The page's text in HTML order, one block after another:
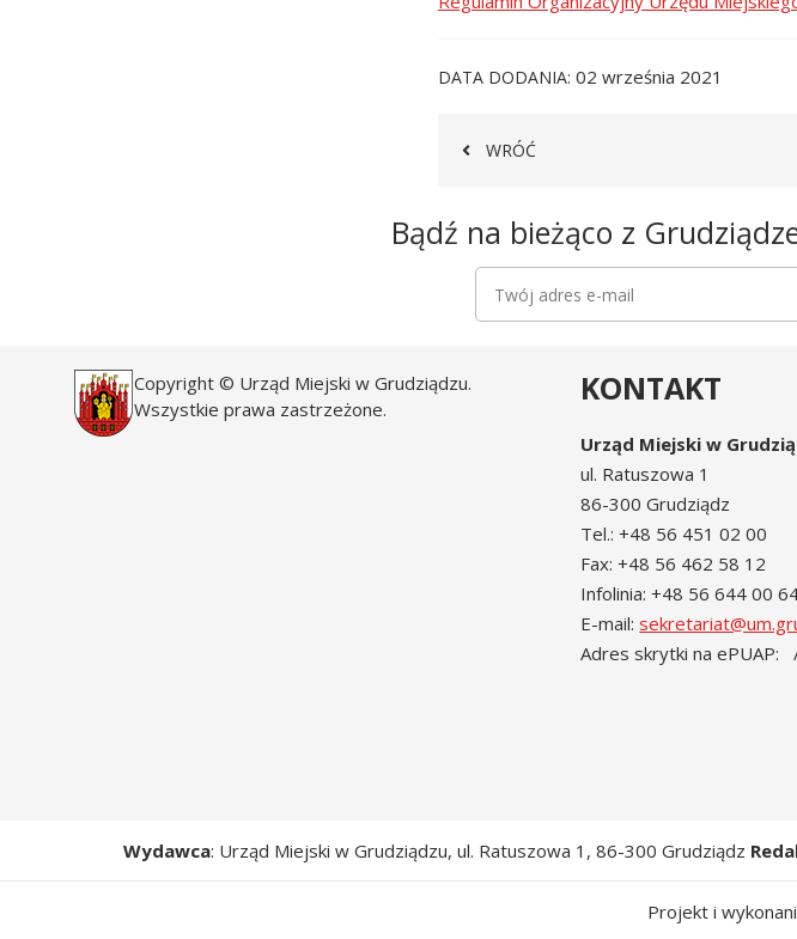
DATA DODANIA 02 września 2021
WRÓĆ
Bądź na bieżąco z
Copyright © Urząd Miejski w Grudziądzu.
Wszystkie prawa zastrzeżone.
KONTAKT
Urząd Miejski w
ul. Ratuszowa 1
86-300 Grudziądz
Tel.: +48 56 451 02 00
Fax: +48 56 462 58 12
Infolinia: +48 56 644 00
E-mail:
Adres skrytki na ePUAP:
Wydawca: Urząd Miejski w Grudziądzu, ul. Ratuszowa 1, 86-300 Grudziądz
Projekt i